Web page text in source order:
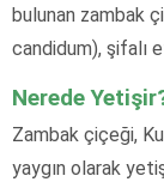
bulunan zambak
candidum), şifalı
Nerede
Zambak çiçeği,
yaygın olarak